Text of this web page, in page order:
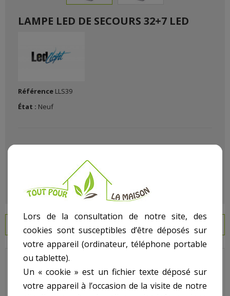
LAMPE LED DE SECOURS 32+7 LED
Référence LLS39
État : Neuf
Du matériel de Pro Pour Bricoler décorer construire Malin chez
vous avec Le (La) Lampe Led De Secours 32+7 Leddans notre
Lors de la consultation de notre site, des
cookies sont susceptibles d’être déposés sur
votre appareil (ordinateur, téléphone portable
ou tablette).
Un « cookie » est un fichier texte déposé sur
votre appareil à l’occasion de la visite de notre